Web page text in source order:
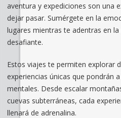
aventura y expediciones son una
dejar pasar. Sumérgete en la
lugares mientras te adentras en
desafiante.
Estos viajes te permiten explorar
experiencias únicas que pondrán
mentales. Desde escalar
cuevas subterráneas, cada
llenará de adrenalina.